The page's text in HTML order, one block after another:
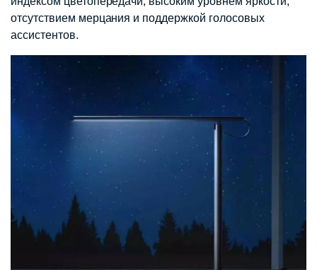
отсутствием мерцания и поддержкой голосовых
ассистентов.